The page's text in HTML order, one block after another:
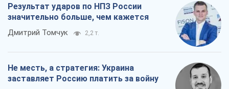
Результат ударов по НПЗ России
значительно больше, чем кажется
Дмитрий Томчук 2,2 т.
Не месть, а стратегия: Украина
заставляет Россию платить за войну